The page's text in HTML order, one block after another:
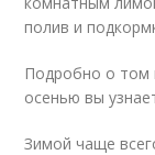
полив и
Подробно о том
осенью вы
Зимой чаще